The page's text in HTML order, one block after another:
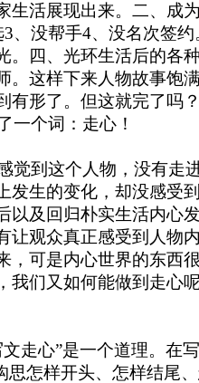
生活展现出来。二、成
3、没帮手4、没名次签
四、光环生活后的各种
。这样下来人物故事饱
有形了。但这就完了吗？
个词：走心！
到这个人物，没有走
发生的变化，却没感受
以及回归朴实生活内心
让观众真正感受到人物
，可是内心世界的东西
我们又如何能做到走心
走心”是一个道理。在
思怎样开头、怎样结尾